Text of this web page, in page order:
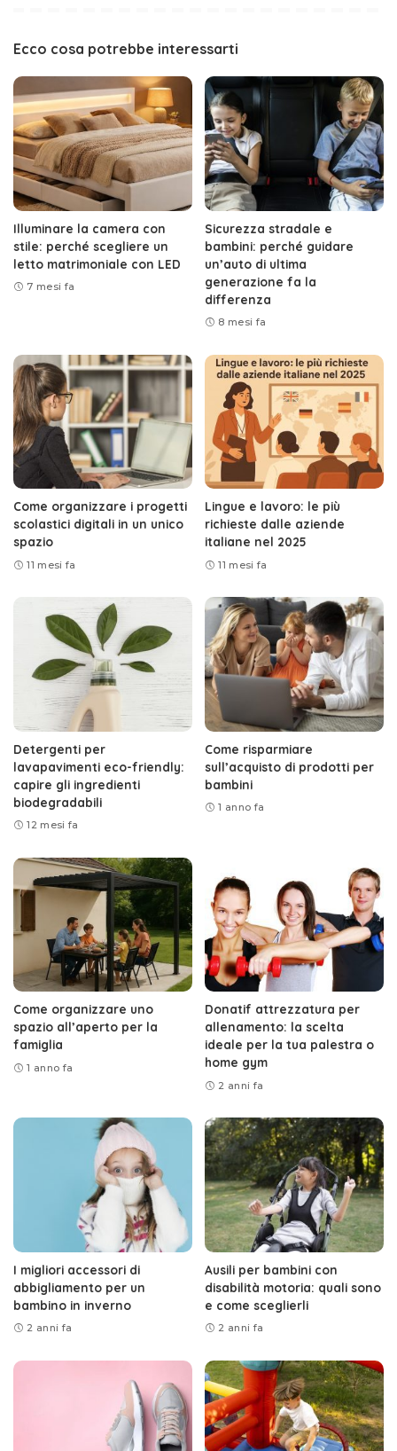
Ecco cosa potrebbe interessarti
Illuminare la camera con
stile: perché scegliere un
letto matrimoniale con LED
7 mesi fa
Sicurezza stradale e
bambini: perché guidare
un’auto di ultima
generazione fa la
differenza
8 mesi fa
Come organizzare i progetti
scolastici digitali in un unico
spazio
11 mesi fa
Lingue e lavoro: le più
richieste dalle aziende
italiane nel 2025
11 mesi fa
Detergenti per
lavapavimenti eco-friendly:
capire gli ingredienti
biodegradabili
12 mesi fa
Come risparmiare
sull’acquisto di prodotti per
bambini
1 anno fa
Come organizzare uno
spazio all’aperto per la
famiglia
1 anno fa
Donatif attrezzatura per
allenamento: la scelta
ideale per la tua palestra o
home gym
2 anni fa
I migliori accessori di
abbigliamento per un
bambino in inverno
2 anni fa
Ausili per bambini con
disabilità motoria: quali sono
e come sceglierli
2 anni fa